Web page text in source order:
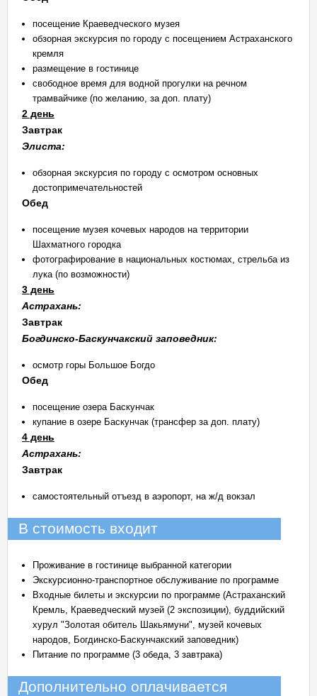
посещение Краеведческого музея
обзорная экскурсия по городу с посещением Астраханского
кремля
размещение в гостинице
свободное время для водной прогулки на речном
трамвайчике (по желанию, за доп. плату)
2 день
Завтрак
Элиста:
обзорная экскурсия по городу с осмотром основных
достопримечательностей
Обед
посещение музея кочевых народов на территории
Шахматного городка
фотографирование в национальных костюмах, стрельба из
лука (по возможности)
3 день
Астрахань:
Завтрак
Богдинско-Баскунчакский заповедник:
осмотр горы Большое Богдо
Обед
посещение озера Баскунчак
купание в озере Баскунчак (трансфер за доп. плату)
4 день
Астрахань:
Завтрак
самостоятельный отъезд в аэропорт, на ж/д вокзал
В стоимость входит
Проживание в гостинице выбранной категории
Экскурсионно-транспортное обслуживание по программе
Входные билеты и экскурсии по программе (Астраханский
Кремль, Краеведческий музей (2 экспозиции), буддийский
хурул "Золотая обитель Шакьямуни", музей кочевых
народов, Богдинско-Баскунчакский заповедник)
Питание по программе (3 обеда, 3 завтрака)
Дополнительно оплачивается